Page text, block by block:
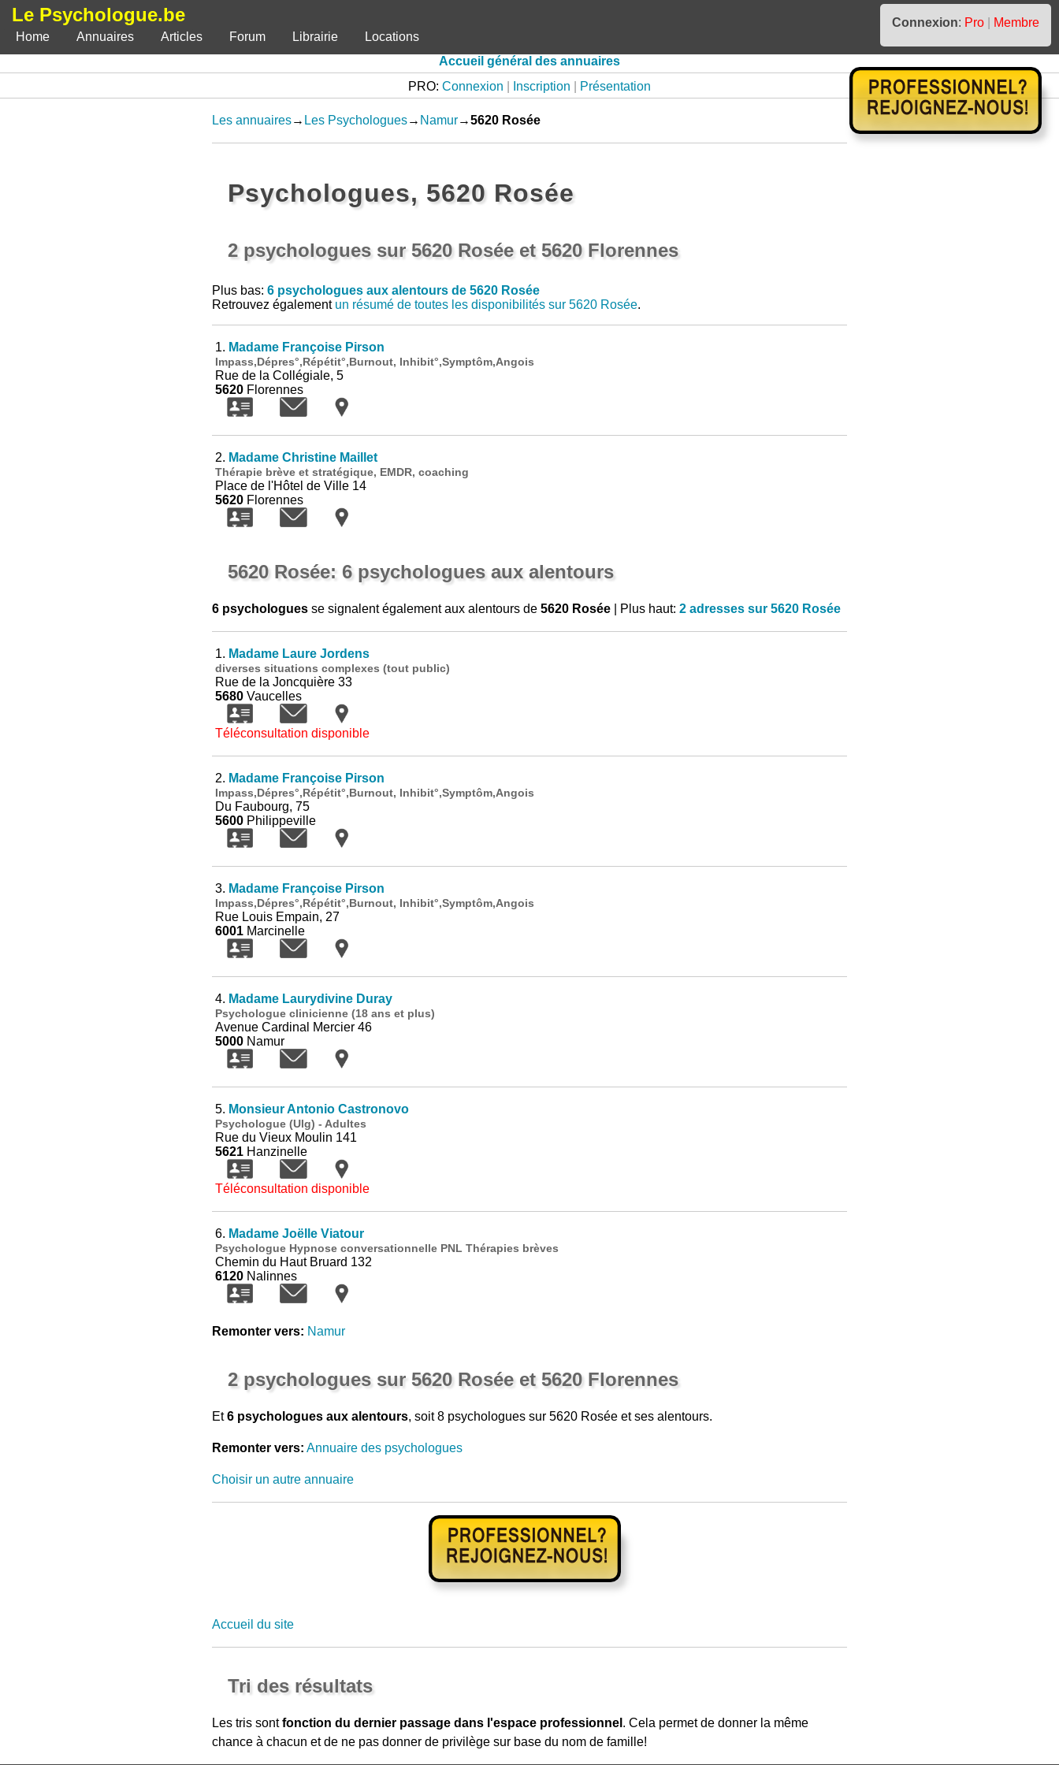
Le Psychologue.be Connexion: Pro
Membre
Home
Annuaires Articles Forum Librairie
Locations
Accueil général des annuaires
PRO: Connexion Inscription Présentation
Les annuaires→ Les Psychologues→ Namur→5620 Rosée
Psychologues, 5620 Rosée
2 psychologues sur 5620 Rosée et 5620 Florennes
Plus bas: 6 psychologues aux alentours de 5620 Rosée
Retrouvez également un résumé de toutes les disponibilités sur 5620 Rosée.
1. Madame Françoise Pirson
Impass,Dépres°,Répétit°,Burnout, Inhibit°,Symptôm,Angois
Rue de la Collégiale, 5
5620Florennes
2. Madame Christine Maillet
Thérapie brève et stratégique, EMDR, coaching
Place de l'Hôtel de Ville 14
5620Florennes
5620 Rosée: 6 psychologues aux alentours
6 psychologuesse signalent également aux alentours de 5620 Rosée| Plus haut: 2 adresses sur 5620 Rosée
1. Madame Laure Jordens
diverses situations complexes (tout public)
Rue de la Joncquière 33
5680Vaucelles
Téléconsultation disponible
2. Madame Françoise Pirson
Impass,Dépres°,Répétit°,Burnout, Inhibit°,Symptôm,Angois
Du Faubourg, 75
5600Philippeville
3. Madame Françoise Pirson
Impass,Dépres°,Répétit°,Burnout, Inhibit°,Symptôm,Angois
Rue Louis Empain, 27
6001Marcinelle
4. Madame Laurydivine Duray
Psychologue clinicienne (18 ans et plus)
Avenue Cardinal Mercier 46
5000Namur
5. Monsieur Antonio Castronovo
Psychologue (Ulg) - Adultes
Rue du Vieux Moulin 141
5621Hanzinelle
Téléconsultation disponible
6. Madame Joëlle Viatour
Psychologue Hypnose conversationnelle PNL Thérapies brèves
Chemin du Haut Bruard 132
6120Nalinnes
Remonter vers: Namur
2 psychologues sur 5620 Rosée et 5620 Florennes
Et6 psychologues aux alentours, soit 8 psychologues sur 5620 Rosée et ses alentours.
Remonter vers: Annuaire des psychologues
Choisir un autre annuaire
Accueil du site
Tri des résultats
Les tris sontfonction du dernier passage dans l'espace professionnel . Cela permet de donner la même
chance à chacun et de ne pas donner de privilège sur base du nom de famille!